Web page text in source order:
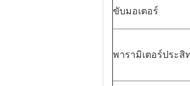
ขับมอเตอร์
พารามิเตอร์ประ